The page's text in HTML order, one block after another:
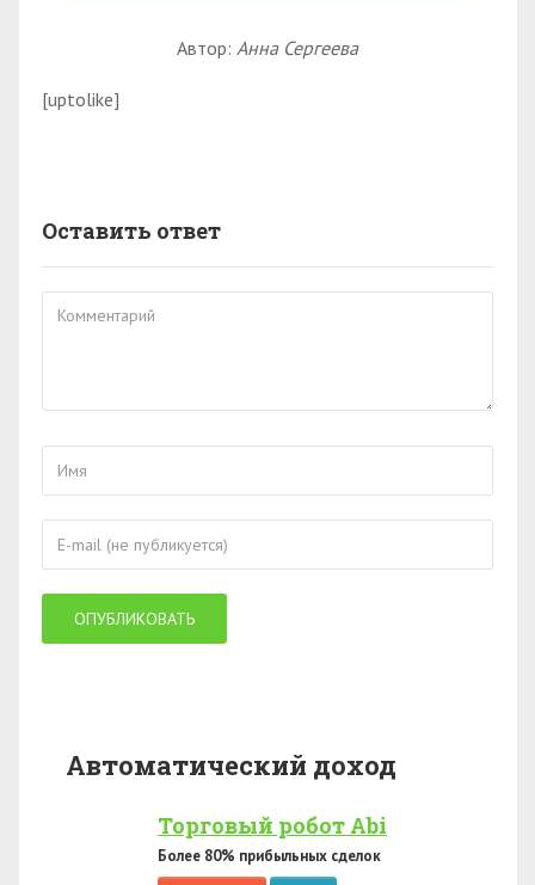
Автор: Анна Сергеева
[uptolike]
Оставить ответ
Автоматический доход
Торговый робот Abi
Более 80% прибыльных сделок